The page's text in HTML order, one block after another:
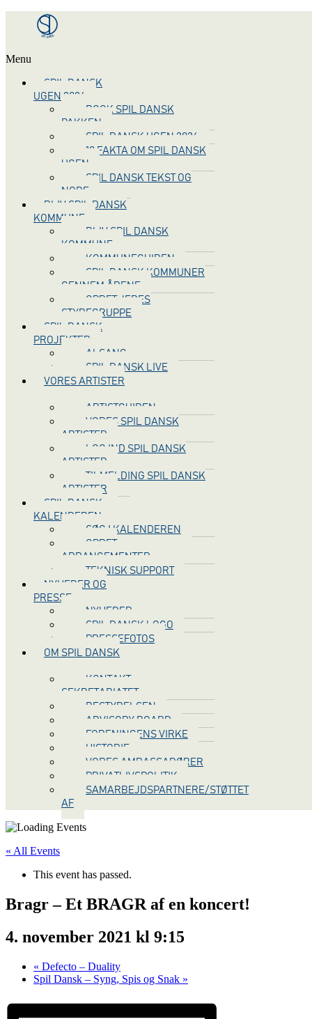
Menu
SPIL DANSK
UGEN 2026
BOOK SPIL DANSK
PAKKEN
SPIL DANSK UGEN 2026
10 FAKTA OM SPIL DANSK
UGEN
SPIL DANSK TEKST OG
NODE
BLIV SPIL DANSK
KOMMUNE
BLIV SPIL DANSK
KOMMUNE
KOMMUNEGUIDEN
SPIL DANSK KOMMUNER
GENNEM ÅRENE
OPRET JERES
STYREGRUPPE
SPIL DANSK
PROJEKTER
ALSANG
SPIL DANSK LIVE
VORES ARTISTER
ARTISTGUIDEN
VORES SPIL DANSK
ARTISTER
LOG IND SPIL DANSK
ARTISTER
TILMELDING SPIL DANSK
ARTISTER
SPIL DANSK
KALENDEREN
SØG I KALENDEREN
OPRET
ARRANGEMENTER
TEKNISK SUPPORT
NYHEDER OG
PRESSE
NYHEDER
SPIL DANSK LOGO
PRESSEFOTOS
OM SPIL DANSK
KONTAKT
SEKRETARIATET
BESTYRELSEN
ADVISORY BOARD
FORENINGENS VIRKE
HISTORIE
VORES AMBASSADØRER
PRIVATLIVSPOLITIK
SAMARBEJDSPARTNERE/STØTTET
AF
« All Events
This event has passed.
Bragr – Et BRAGR af en koncert!
4. november 2021 kl 9:15
« Defecto – Duality
Spil Dansk – Syng, Spis og Snak »